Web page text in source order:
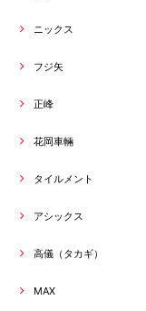
ニックス
フジ矢
正峰
花岡車輛
タイルメント
アシックス
高儀（タカギ）
MAX